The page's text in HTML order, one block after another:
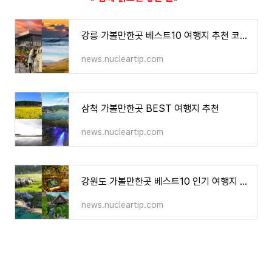
강릉 가볼만한곳 베스트10 여행지 추천 코스 2024
news.nucleartip.com
삼척 가볼만한곳 BEST 여행지 추천
news.nucleartip.com
강원도 가볼만한곳 베스트10 인기 여행지 안내
news.nucleartip.com